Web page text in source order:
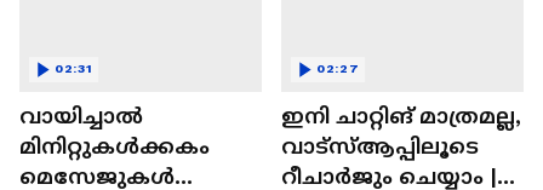
വായിച്ചാൽ
മിനിറ്റുകൾക്കകം
മെസേജുകള്‍
02:31
ഇനി ചാറ്റിങ് മാത്രമല്ല,
വാട്‌സ്‌ആപ്പിലൂടെ
റീചാർജും ചെയ്യാം |
02:27